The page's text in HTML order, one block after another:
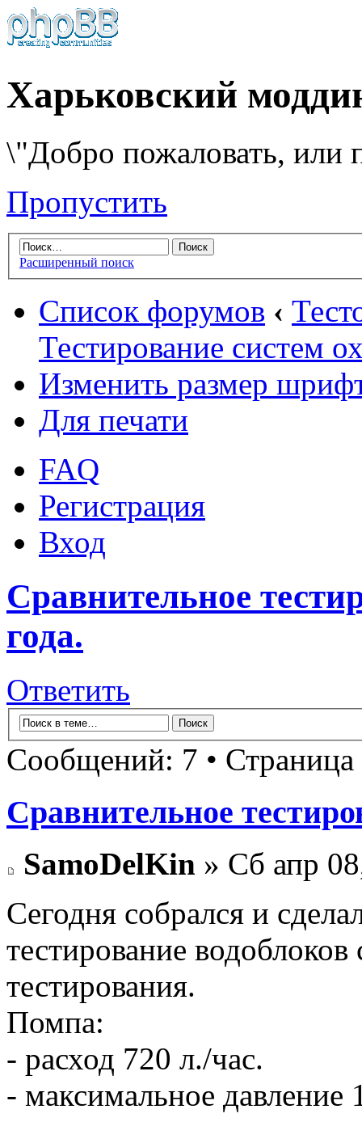
Харьковский
\"Добро пожаловать, или
Пропустить
Расширенный поиск
Список форумов ‹
Тестирование систем
Изменить размер
Для печати
FAQ
Регистрация
Вход
Сравнительное
года.
Ответить
Сообщений: 7 • Страница
Сравнительное
SamoDelKin » Сб апр
Сегодня собрался и
тестирование
тестирования.
Помпа:
- расход 720 л./час.
- максимальное давление